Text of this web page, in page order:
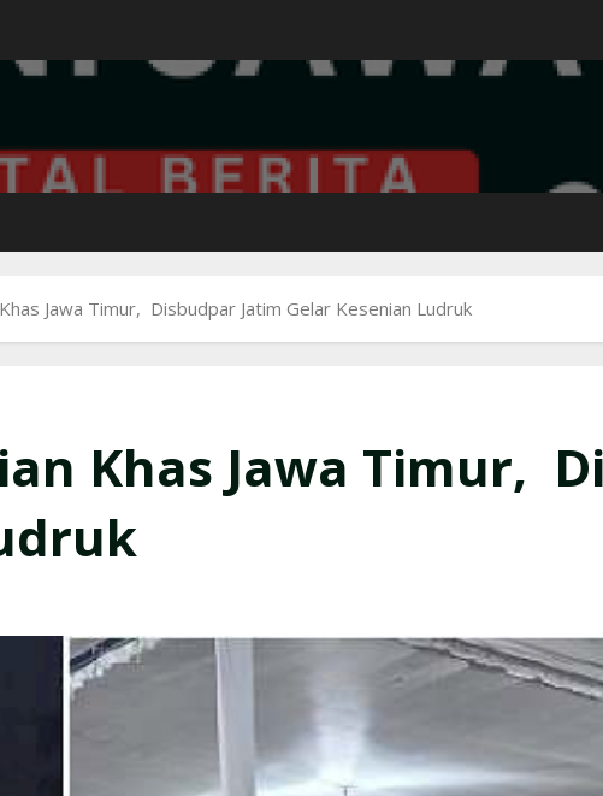
Jawa Timur, Disbudpar Jatim Gelar Kesenian Ludruk
Khas Jawa Timur,